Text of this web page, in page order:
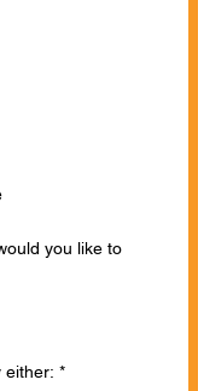
you like to
either: *